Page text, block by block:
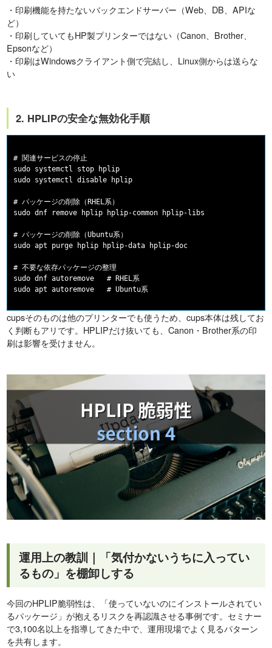
・印刷機能を持たないバックエンドサーバー（Web、DB、APIな
ど）
・印刷していてもHP製プリンターではない（Canon、Brother、
Epsonなど）
・印刷はWindowsクライアント側で完結し、Linux側からは送らな
い
2. HPLIPの安全な無効化手順
# 関連サービスの停止
sudo systemctl stop hplip
sudo systemctl disable hplip
# パッケージの削除（RHEL系）
sudo dnf remove hplip hplip-common hplip-libs
# パッケージの削除（Ubuntu系）
sudo apt purge hplip hplip-data hplip-doc
# 不要な依存パッケージの整理
sudo dnf autoremove   # RHEL系
cupsそのものは他のプリンターでも使うため、cups本体は残してお
く判断もアリです。HPLIPだけ抜いても、Canon・Brother系の印
刷は影響を受けません。
運用上の教訓｜「気付かないうちに入ってい
るもの」を棚卸しする
今回のHPLIP脆弱性は、「使っていないのにインストールされてい
るパッケージ」が抱えるリスクを再認識させる事例です。セミナー
で3,100名以上を指導してきた中で、運用現場でよく見るパターン
を共有します。